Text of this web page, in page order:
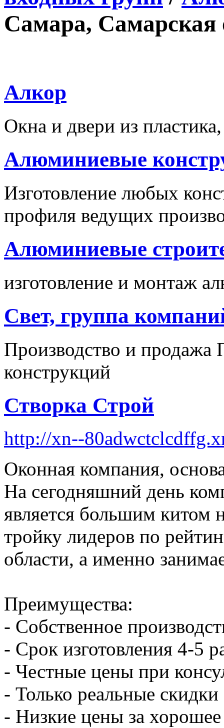
Самара, Самарская
Алкор
Окна и двери из
Алюминиевые
Изготовление любых
профиля ведущих
Алюминиевые
изготовление и монтаж
Свет, группа
Производство и
конструкций
Створка Строй
http://xn--
Оконная компания,
На сегодняшний день
является большим китом
тройку лидеров по
области, а именно
Преимущества:
- Собственное
- Срок изготовления 4-5
- Честные цены при
- Только реальные скидки
- Низкие цены за хорошее